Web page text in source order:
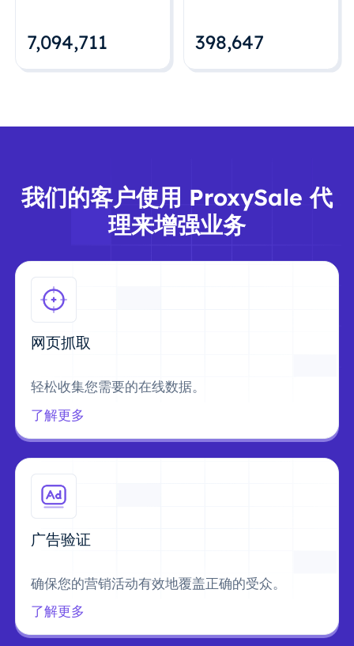
7,094,712 398,648
我们的客户使用 ProxySale 代
理来增强业务
网页抓取
轻松收集您需要的在线数据。
了解更多
广告验证
确保您的营销活动有效地覆盖正确的受众。
了解更多